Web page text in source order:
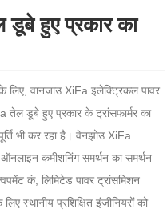
हुए प्रकार का
लिए, वानजाउ XiFa इलेक्ट्रिकल पावर
डूबे हुए प्रकार के ट्रांसफार्मर का
भी कर रहा है। वेनझोउ XiFa
कमीशनिंग समर्थन का समर्थन
कं, लिमिटेड पावर ट्रांसमिशन
स्थानीय प्रशिक्षित इंजीनियरों को